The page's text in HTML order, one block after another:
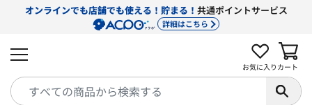
オンラインでも店舗でも使える！貯まる！ 共通ポイントサービス
詳細はこちら
お気に入り カート